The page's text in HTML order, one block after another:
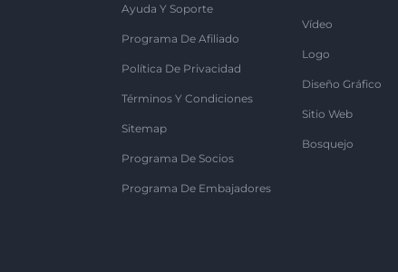
Ayuda Y Soporte
Programa De Afiliado
Política De Privacidad
Términos Y Condiciones
Sitemap
Programa De Socios
Programa De Embajadores
Vídeo
Logo
Diseño Gráfico
Sitio Web
Bosquejo